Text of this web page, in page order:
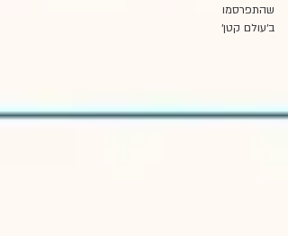
שהתפרסמו
ב׳עולם קטן׳